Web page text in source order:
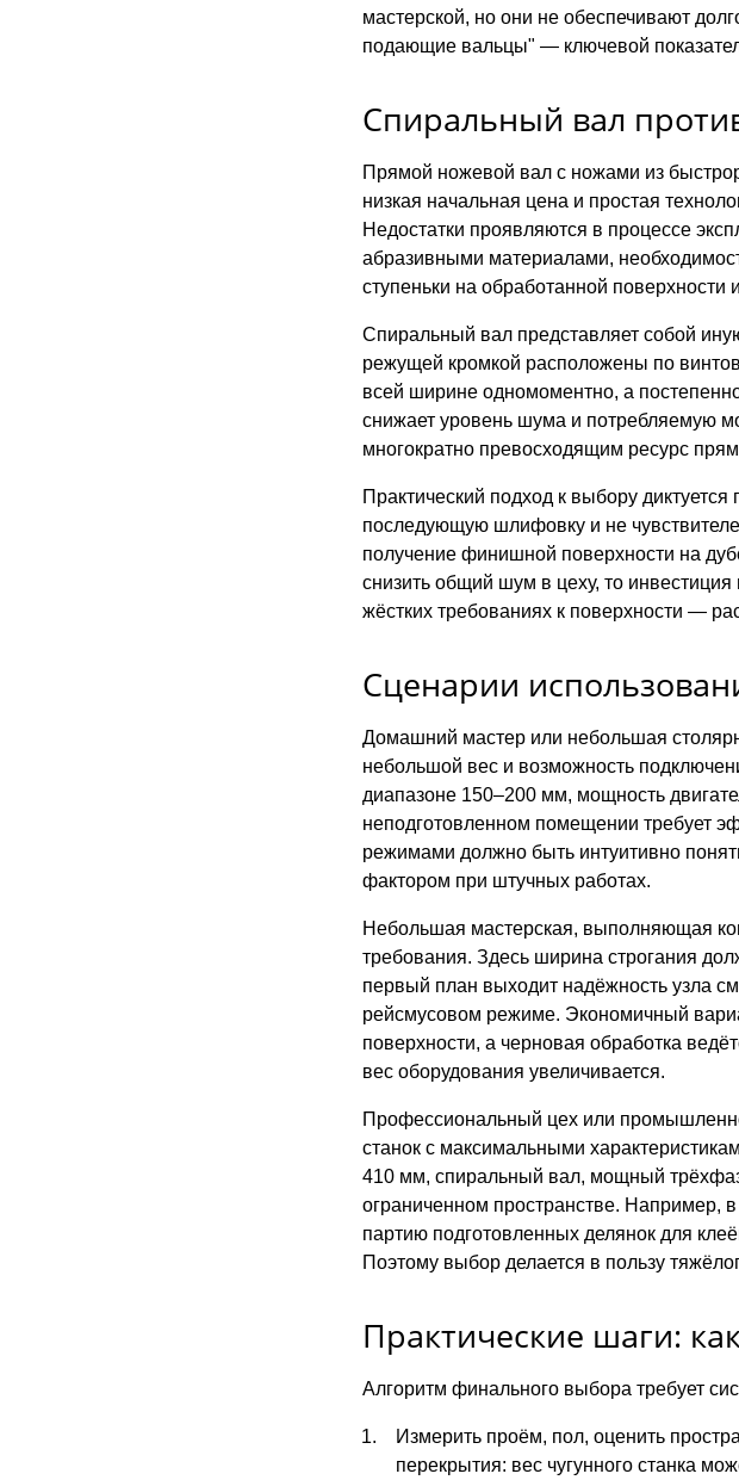
мастерской, но они не обеспечивают
подающие вальцы" — ключевой
Спиральный вал
Прямой ножевой вал с ножами из
низкая начальная цена и простая
Недостатки проявляются в процессе
абразивными материалами,
ступеньки на обработанной поверхности
Спиральный вал представляет собой
режущей кромкой расположены по
всей ширине одномоментно, а
снижает уровень шума и потребляемую
многократно превосходящим ресурс
Практический подход к выбору
последующую шлифовку и не
получение финишной поверхности на
снизить общий шум в цеху, то
жёстких требованиях к поверхности —
Сценарии
Домашний мастер или небольшая
небольшой вес и возможность
диапазоне 150–200 мм, мощность
неподготовленном помещении требует
режимами должно быть интуитивно
фактором при штучных работах.
Небольшая мастерская, выполняющая
требования. Здесь ширина строгания
первый план выходит надёжность узла
рейсмусовом режиме. Экономичный
поверхности, а черновая обработка
вес оборудования увеличивается.
Профессиональный цех или
станок с максимальными
410 мм, спиральный вал, мощный
ограниченном пространстве. Например,
партию подготовленных делянок для
Поэтому выбор делается в пользу
Практические шаги:
Алгоритм финального выбора требует
Измерить проём, пол, оценить
перекрытия: вес чугунного станка